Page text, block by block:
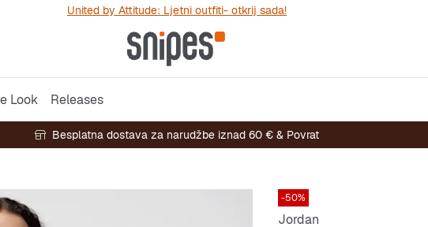
United by Attitude: Ljetni outfiti- otkrij sada!
Look Releases
Besplatna dostava za narudžbe iznad 60 € & Povrat
-50%
Jordan